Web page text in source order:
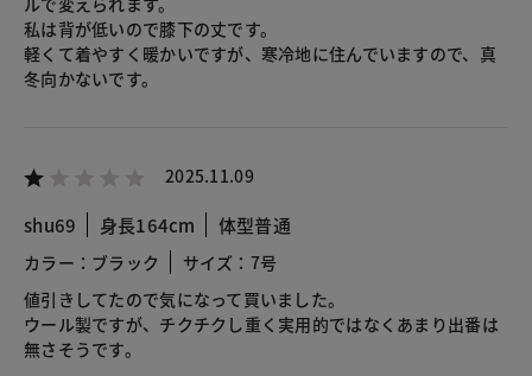
私は背が低いので膝下の丈です。
軽くて着やすく暖かいですが、寒冷地に住んでいますので、真
冬向かないです。
2025.11.09
shu69 身長164cm 体型普通
カラー：ブラック
サイズ：7号
値引きしてたので気になって買いました。
ウール製ですが、チクチクし重く実用的ではなくあまり出番は
無さそうです。